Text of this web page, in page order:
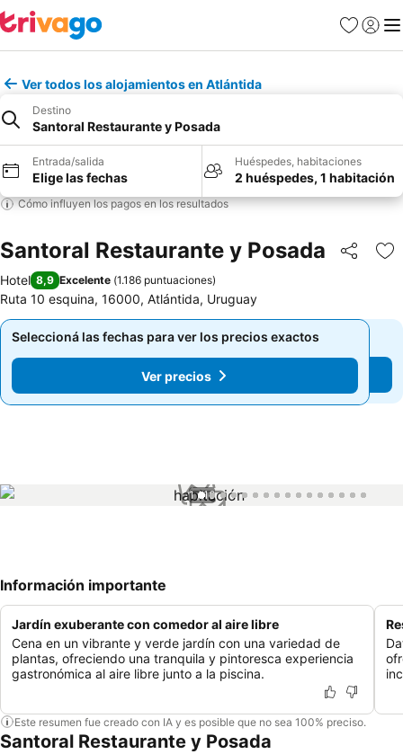
Favoritos
Iniciar
Ver todos los alojamientos en Atlántida
Destino
Santoral Restaurante y Posada
Entrada/salida
Elige las fechas
Huéspedes, habitaciones
2 huéspedes, 1 habitación
Cómo influyen los pagos en los resultados
Santoral Restaurante y Posada Compartir
Hotel 8,9 Excelente (1.186 puntuaciones)
Ruta 10 esquina, 16000, Atlántida, Uruguay
Seleccioná las fechas para ver los precios exactos
Ver precios
Seleccioná las fechas para ver los precios exactos
Ver precios
1 / 16
Información importante
Jardín exuberante con comedor al aire libre
Cena en un vibrante y verde jardín con una variedad de
plantas, ofreciendo una tranquila y pintoresca experiencia
gastronómica al aire libre junto a la piscina.
Este resumen fue creado con IA y es posible que no sea 100% preciso.
Santoral Restaurante y Posada